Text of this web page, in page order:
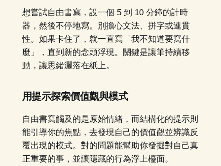
想嘗試自由書寫，設一個 5 到 10 分鐘的計時
器，然後不停地寫。別擔心文法、拼字或連貫
性。如果卡住了，就一直寫「我不知道要寫什
麼」，直到新的念頭浮現。關鍵是讓筆持續移
動，讓思緒灑落在紙上。
用提示探索價值觀與模式
自由書寫觸及的是原始情緒，而結構化的提示則
能引導你的焦點，去發現自己的價值觀並辨識反
覆出現的模式。對的問題能幫助你發掘對自己真
正重要的事，並讓隱藏的行為浮上檯面。